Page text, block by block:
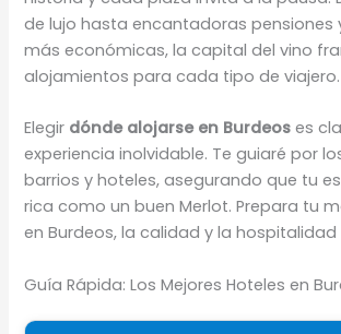
de lujo hasta encantadoras pensiones
más económicas, la capital del vino
alojamientos para cada tipo de viajero.
Elegir dónde alojarse en Burdeos es
experiencia inolvidable. Te guiaré por
barrios y hoteles, asegurando que tu
rica como un buen Merlot. Prepara tu
en Burdeos, la calidad y la
Guía Rápida: Los Mejores Hoteles en